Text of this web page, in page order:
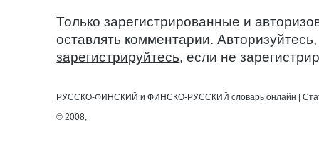
Только зарегистрированные и
оставлять комментарии.Авторизуйтесь
зарегистрируйтесь, если не
РУССКО-ФИНСКИЙ и ФИНСКО-РУССКИЙ словарь онлайн |
© 2008,